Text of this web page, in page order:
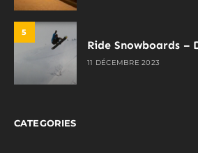
5
Ride Snowboards –
11 DÉCEMBRE 2023
CATEGORIES